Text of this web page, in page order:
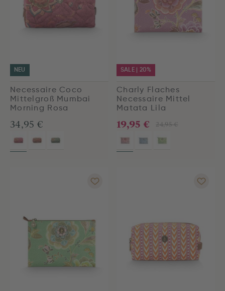
NEU
Necessaire Coco
Mittelgroß Mumbai
Morning Rosa
34,95 €
SALE | 20%
Charly Flaches
Necessaire Mittel
Matata Lila
24,95 €
19,95 €